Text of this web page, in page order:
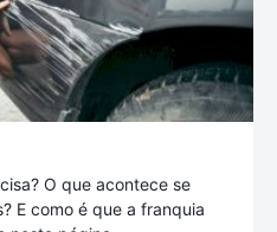
O que acontece se
E como é que a franquia